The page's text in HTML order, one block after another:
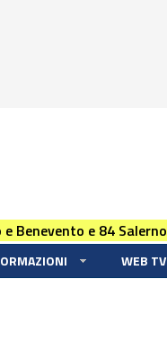
Benevento e 84 Salerno
WEB TV